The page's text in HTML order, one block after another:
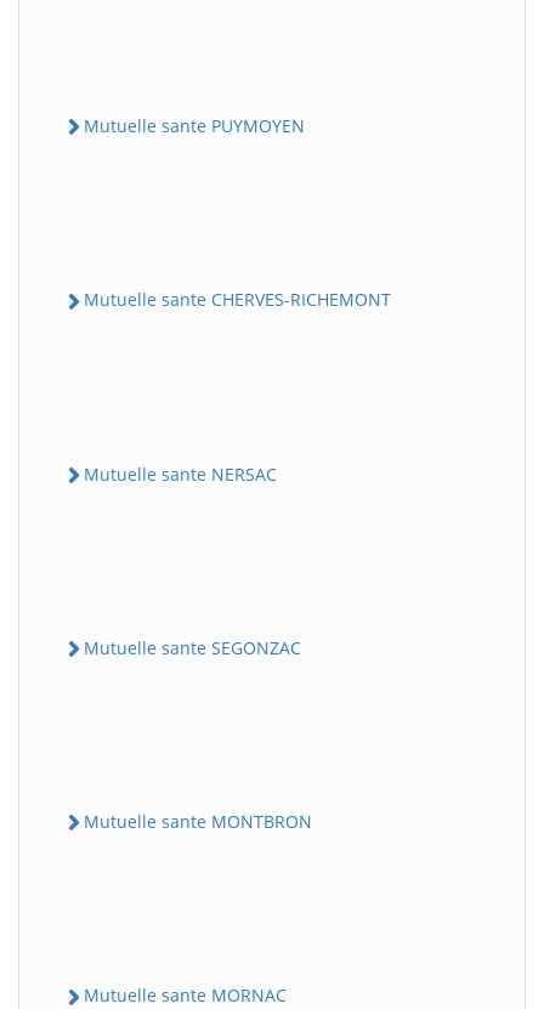
Mutuelle sante PUYMOYEN
Mutuelle sante CHERVES-RICHEMONT
Mutuelle sante NERSAC
Mutuelle sante SEGONZAC
Mutuelle sante MONTBRON
Mutuelle sante MORNAC